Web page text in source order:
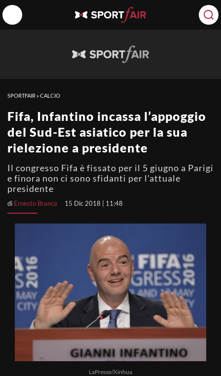
SPORTFAIR »CALCIO
Fifa, Infantino incassa l’appoggio
del Sud-Est asiatico per la sua
rielezione a presidente
Il congresso Fifa è fissato per il 5 giugno a Parigi
e finora non ci sono sfidanti per l'attuale
presidente
di Ernesto Branca 15 Dic 2018 | 11:48
LaPresse/Xinhua